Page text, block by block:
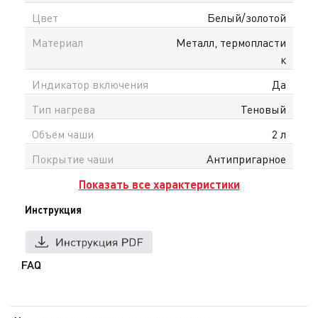
Цвет
Белый/золотой
Материал
Металл, термопласти
к
Индикатор включения
Да
Тип нагрева
Теновый
Объем чаши
2 л
Покрытие чаши
Антипригарное
Показать все характеристики
Инструкция
FAQ